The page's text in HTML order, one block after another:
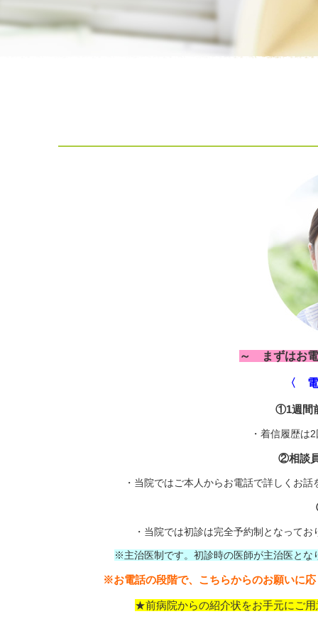
～ まずはお
〈
①1週間
・着信履歴は
②相談
・当院ではご本人からお電話で詳しくお
・当院では初診は完全予約制となって
※主治医制です。初診時の医師が主治医とな
※お電話の段階で、こちらからのお願いに
★前病院からの紹介状をお手元にご